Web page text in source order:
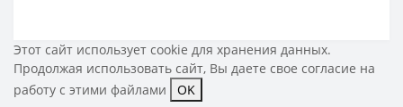
Этот сайт использует cookie для хранения данных.
Продолжая использовать сайт, Вы даете свое согласие на
работу с этими файлами
OK